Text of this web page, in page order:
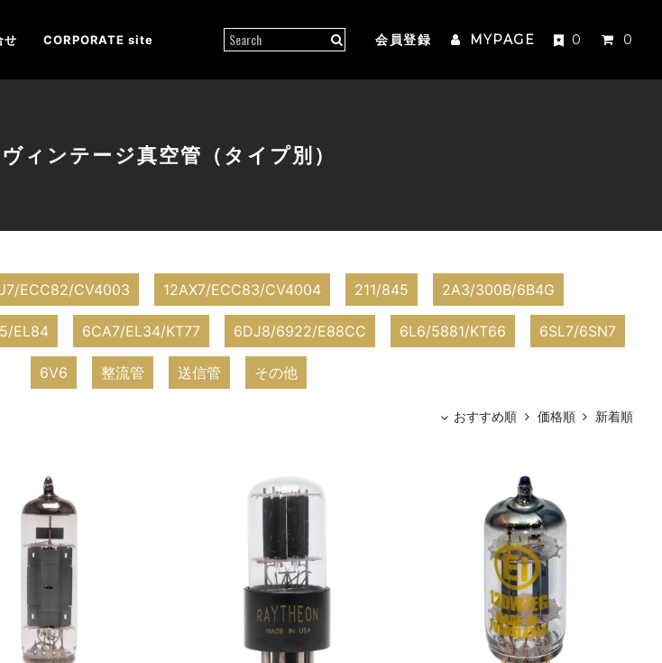
せ CORPORATE site 会員登録 MYPAGE 0 0
ヴィンテージ真空管（タイプ別）
ECC82/CV4003 12AX7/ECC83/CV4004 211/845 2A3/300B/6B4G
EL84 6CA7/EL34/KT77 6DJ8/6922/E88CC 6L6/5881/KT66 6SL7/6SN7
6V6 整流管 送信管 その他
おすすめ順 価格順 新着順